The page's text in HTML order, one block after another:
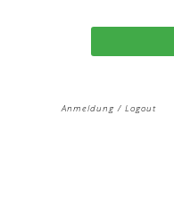
Anmeldung / Logout